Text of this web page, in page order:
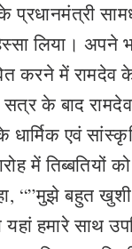
प्रधानमंत्री
लिया। अपने
करने में रामदेव
सत्र के बाद
एवं
में तिब्बतियों
“”मुझे बहुत खुशी
यहां हमारे साथ